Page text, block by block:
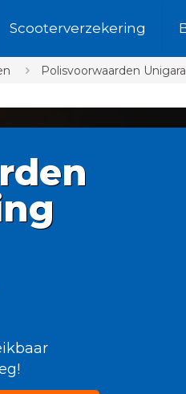
Scooterverzekering
Polisvoorwaarden